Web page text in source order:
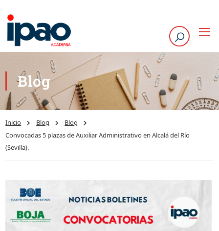
Blog
Inicio Blog
Blog
Convocadas 5 plazas de Auxiliar Administrativo en Alcalá del Río
(Sevilla).